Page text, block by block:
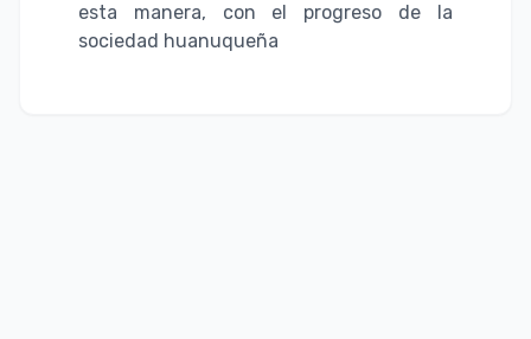
esta manera, con el progreso de la
sociedad huanuqueña